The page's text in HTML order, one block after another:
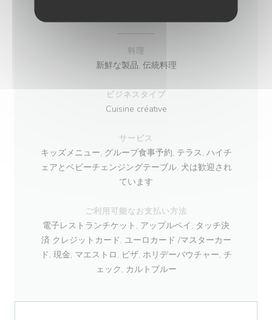
料理
新鮮な製品, 伝統料理
ビジネスタイプ
Cuisine créative
サービス
キッズメニュー, グループ食事予約, テラス, ハイチ
ェアとベビーチェンジングテーブル, 犬は歓迎され
ています
ご利用可能なお支払い方法
電子レストランチケット, アップルペイ, タッチ決
済 クレジットカード, ユーロカード /マスターカー
ド, 現金, マエストロ, ビザ, ホリデーバウチャー, チ
ェック, カルトブルー